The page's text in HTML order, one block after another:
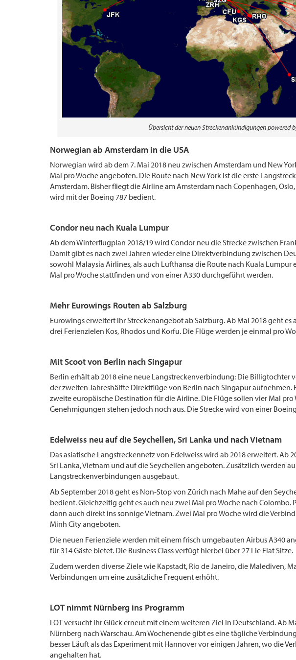
Übersicht der neuen Streckenankündigungen powered
Norwegian ab Amsterdam in die USA
Norwegian wird ab dem 7. Mai 2018 neu zwischen Amsterdam und New
Mal pro Woche angeboten. Die Route nach New York ist die erste
Amsterdam. Bisher fliegt die Airline am Amsterdam nach Copenhagen,
wird mit der Boeing 787 bedient.
Condor neu nach Kuala Lumpur
Ab dem Winterflugplan 2018/19 wird Condor neu die Strecke zwischen
Damit gibt es nach zwei Jahren wieder eine Direktverbindung zwischen
sowohl Malaysia Airlines, als auch Lufthansa die Route nach Kuala
Mal pro Woche stattfinden und von einer A330 durchgeführt werden.
Mehr Eurowings Routen ab Salzburg
Eurowings erweitert ihr Streckenangebot ab Salzburg. Ab Mai 2018 geht es
drei Ferienzielen Kos, Rhodos und Korfu. Die Flüge werden je einmal pro
Mit Scoot von Berlin nach Singapur
Berlin erhält ab 2018 eine neue Langstreckenverbindung: Die Billigtochter
der zweiten Jahreshälfte Direktflüge von Berlin nach Singapur aufnehmen.
zweite europäische Destination für die Airline. Die Flüge sollen vier Mal
Genehmigungen stehen jedoch noch aus. Die Strecke wird von einer
Edelweiss neu auf die Seychellen, Sri Lanka und nach Vietnam
Das asiatische Langstreckennetz von Edelweiss wird ab 2018 erweitert. Ab
Sri Lanka, Vietnam und auf die Seychellen angeboten. Zusätzlich werden
Langstreckenverbindungen ausgebaut.
Ab September 2018 geht es Non-Stop von Zürich nach Mahe auf den
bedient. Gleichzeitig geht es auch neu zwei Mal pro Woche nach Colombo.
dann auch direkt ins sonnige Vietnam. Zwei Mal pro Woche wird die
Minh City angeboten.
Die neuen Ferienziele werden mit einem frisch umgebauten Airbus A340
für 314 Gäste bietet. Die Business Class verfügt hierbei über 27 Lie Flat Sitze.
Zudem werden diverse Ziele wie Kapstadt, Rio de Janeiro, die Malediven,
Verbindungen um eine zusätzliche Frequent erhöht.
LOT nimmt Nürnberg ins Programm
LOT versucht ihr Glück erneut mit einem weiteren Ziel in Deutschland. Ab
Nürnberg nach Warschau. Am Wochenende gibt es eine tägliche
besser Läuft als das Experiment mit Hannover vor einigen Jahren, wo die
angehalten hat.